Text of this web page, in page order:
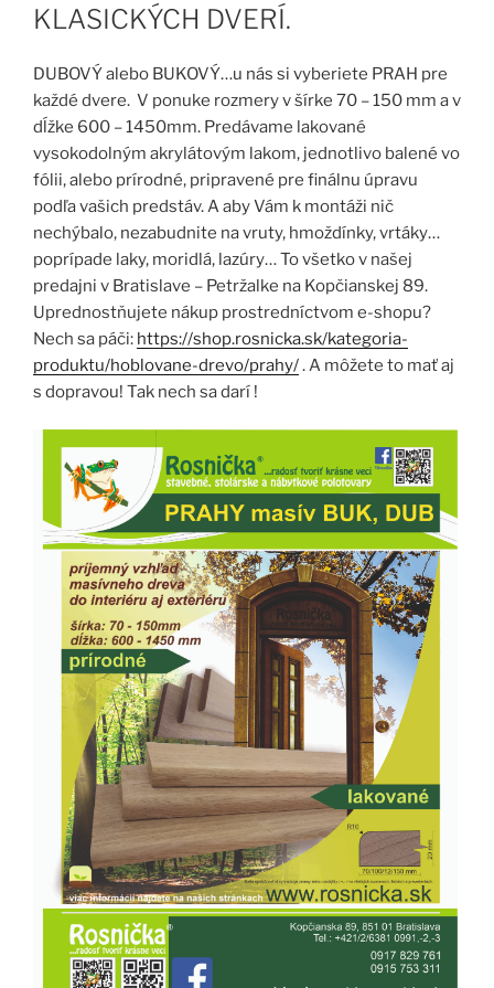
KLASICKÝCH DVERÍ.
DUBOVÝ alebo BUKOVÝ…u nás si vyberiete PRAH pre
každé dvere. V ponuke rozmeryv šírke 70 – 150 mm a v
dĺžke 600 – 1450mm. Predávame lakované
vysokodolným akrylátovým lakom, jednotlivo balené vo
fólii, alebo prírodné, pripravené pre finálnu úpravu
podľa vašich predstáv. A aby Vám k montáži nič
nechýbalo, nezabudnite na vruty, hmoždínky, vrtáky…
poprípade laky, moridlá, lazúry… To všetko v našej
predajni v Bratislave – Petržalke na Kopčianskej 89.
Uprednostňujete nákup prostredníctvom e-shopu?
Nech sa páči: https://shop.rosnicka.sk/kategoria-
produktu/hoblovane-drevo/prahy/. A môžete to mať aj
s dopravou! Tak nech sa darí !